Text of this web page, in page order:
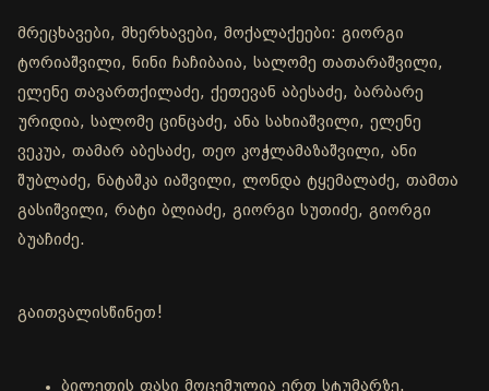
მრეცხავები, მხერხავები, მოქალაქეები: გიორგი
ტორიაშვილი, ნინი ჩაჩიბაია, სალომე თათარაშვილი,
ელენე თავართქილაძე, ქეთევან აბესაძე, ბარბარე
ურიდია, სალომე ცინცაძე, ანა სახიაშვილი, ელენე
ვეკუა, თამარ აბესაძე, თეო კოჭლამაზაშვილი, ანი
შუბლაძე, ნატაშკა იაშვილი, ლონდა ტყემალაძე, თამთა
გასიშვილი, რატი ბლიაძე, გიორგი სუთიძე, გიორგი
ბუაჩიძე.
გაითვალისწინეთ!
ბილეთის ფასი მოცემულია ერთ სტუმარზე.